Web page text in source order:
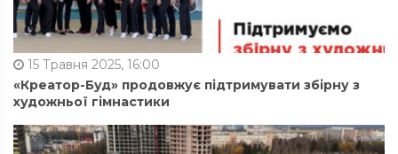
15 Травня 2025, 16:00
«Креатор-Буд» продовжує підтримувати збірну з
художньої гімнастики